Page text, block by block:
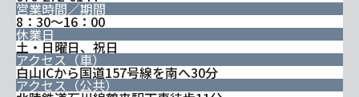
営業時間／期間
8：30～16：00
休業日
土・日曜日、祝日
アクセス（車）
白山ICから国道157号線を南へ30分
アクセス（公共）